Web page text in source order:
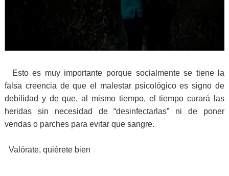
Esto es muy importante porque socialmente se tiene la
falsa creencia de que el malestar psicológico es signo de
debilidad y de que, al mismo tiempo, el tiempo curará las
heridas sin necesidad de “desinfectarlas” ni de poner
vendas o parches para evitar que sangre.
Valórate, quiérete bien